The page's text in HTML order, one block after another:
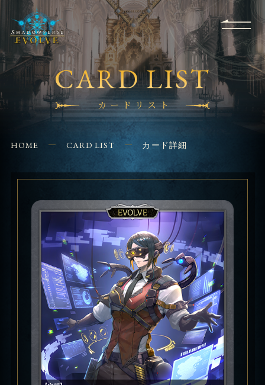
Q&A
EVENT SHOPS
FOR
BEGINNERS
APPLICATION
CONTACT
CARD LIST
カードリスト
HOME CARD LIST カード詳細